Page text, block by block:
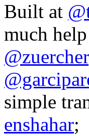
Built at
much
@zuercher
simple
enshahar;